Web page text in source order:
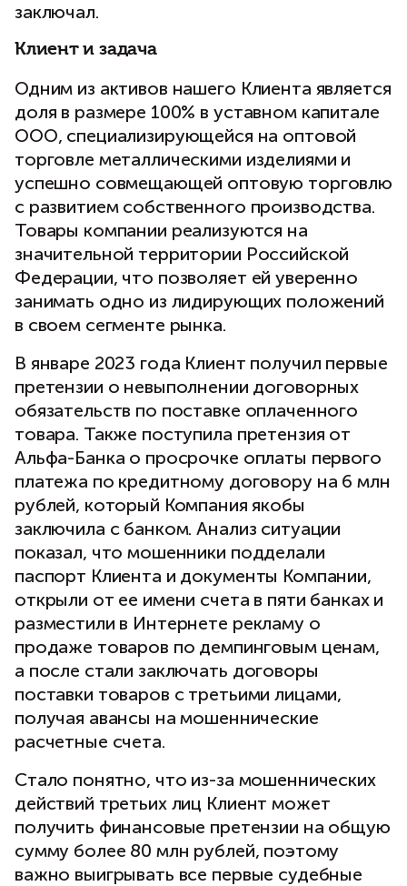
заключал.
Клиент и задача
Одним из активов нашего Клиента является
доля в размере 100% в уставном капитале
ООО, специализирующейся на оптовой
торговле металлическими изделиями и
успешно совмещающей оптовую торговлю
с развитием собственного производства.
Товары компании реализуются на
значительной территории Российской
Федерации, что позволяет ей уверенно
занимать одно из лидирующих положений
в своем сегменте рынка.
В январе 2023 года Клиент получил первые
претензии о невыполнении договорных
обязательств по поставке оплаченного
товара. Также поступила претензия от
Альфа-Банка о просрочке оплаты первого
платежа по кредитному договору на 6 млн
рублей, который Компания якобы
заключила с банком. Анализ ситуации
показал, что мошенники подделали
паспорт Клиента и документы Компании,
открыли от ее имени счета в пяти банках и
разместили в Интернете рекламу о
продаже товаров по демпинговым ценам,
а после стали заключать договоры
поставки товаров с третьими лицами,
получая авансы на мошеннические
расчетные счета.
Стало понятно, что из-за мошеннических
действий третьих лиц Клиент может
получить финансовые претензии на общую
сумму более 80 млн рублей, поэтому
важно выигрывать все первые судебные